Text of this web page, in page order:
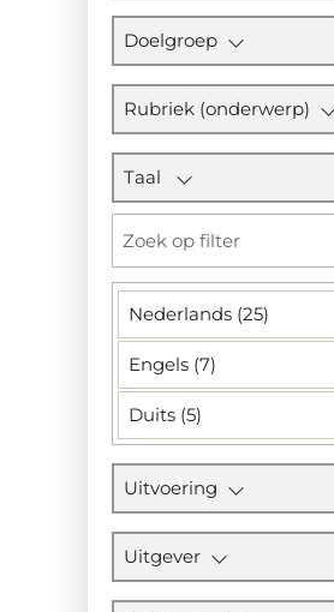
Doelgroep
Rubriek (onderwerp)
Taal
Nederlands (25)
Engels (7)
Duits (5)
Uitvoering
Uitgever